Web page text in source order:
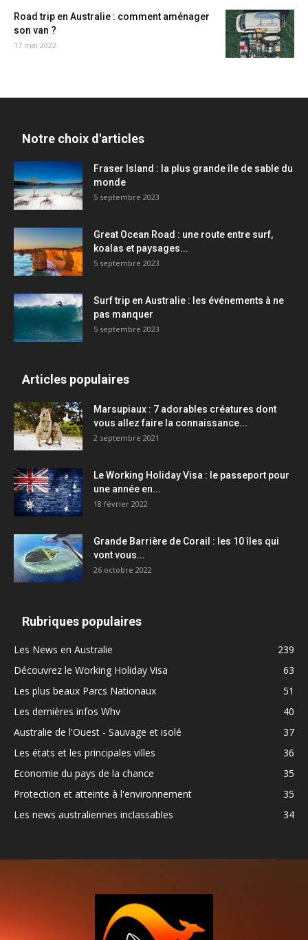
Road trip en Australie : comment aménager
son van ?
17 mai 2022
Notre choix d'articles
Fraser Island : la plus grande île de sable du
monde
5 septembre 2023
Great Ocean Road : une route entre surf,
koalas et paysages...
5 septembre 2023
Surf trip en Australie : les événements à ne
pas manquer
5 septembre 2023
Articles populaires
Marsupiaux : 7 adorables créatures dont
vous allez faire la connaissance...
2 septembre 2021
Le Working Holiday Visa : le passeport pour
une année en...
18 février 2022
Grande Barrière de Corail : les 10 îles qui
vont vous...
26 octobre 2022
Rubriques populaires
Les News en Australie
239
Découvrez le Working Holiday Visa
63
Les plus beaux Parcs Nationaux
51
Les dernières infos Whv
40
Australie de l'Ouest - Sauvage et isolé
37
Les états et les principales villes
36
Economie du pays de la chance
35
Protection et atteinte à l'environnement
35
Les news australiennes inclassables
34